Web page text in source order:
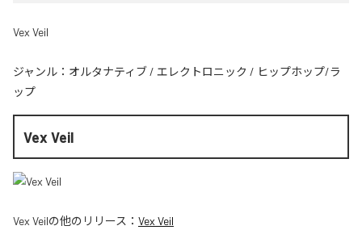
Vex Veil
ジャンル： オルタナティブ / エレクトロニック / ヒップホップ/ラ
ップ
Vex Veil
Vex Veilの他のリリース： Vex Veil